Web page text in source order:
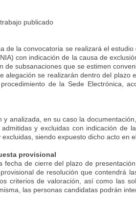
publicado
de la convocatoria se realizará el
con indicación de la causa de
de subsanaciones que se estimen
alegación se realizarán dentro del
de la Sede Electrónica,
y analizada, en su caso la
y excluidas con indicación
excluidas siendo expuesto dicho acto en
provisional
fecha de cierre del plazo de
de resolución que contendrá
criterios de valoración , así como las
, las personas candidatas podrán